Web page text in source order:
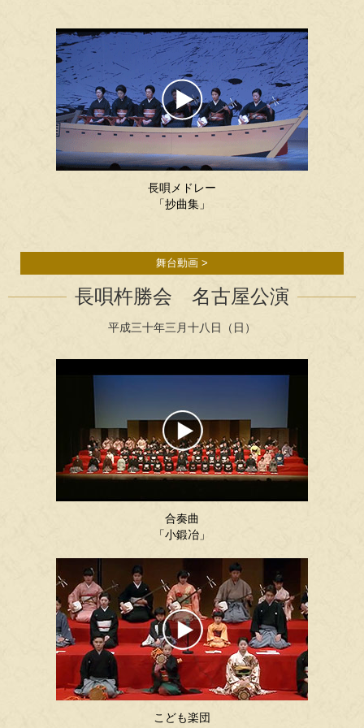
長唄メドレー
「抄曲集」
舞台動画 >
長唄杵勝会 名古屋公演
平成三十年三月十八日（日）
合奏曲
「小鍛冶」
こども楽団